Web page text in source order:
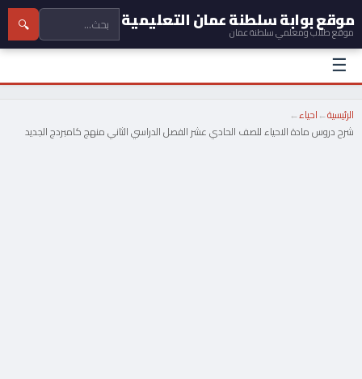
موقع بوابة سلطنة عمان التعليمية
موقع طلاب ومعلمي سلطنة عمان 🔍
☰
الرئيسية←احياء←
شرح دروس مادة الاحياء للصف الحادي عشر الفصل الدراسي الثاني منهج كامبردج الجديد